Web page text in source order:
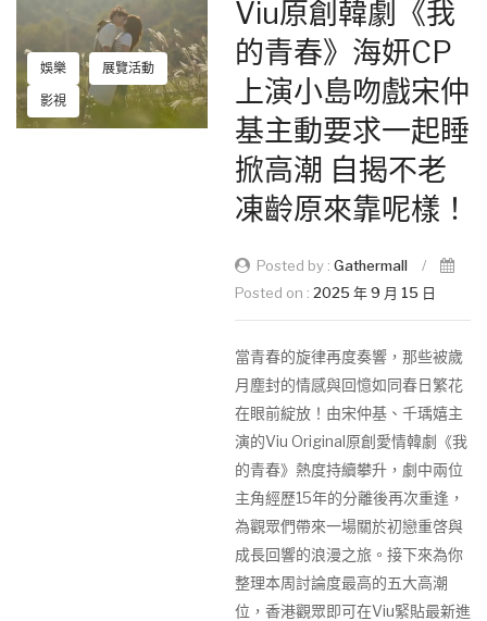
娛樂
展覽活動
影視
Viu原創韓劇《我
的青春》海妍CP
上演小島吻戲宋仲
基主動要求一起睡
掀高潮 自揭不老
凍齡原來靠呢樣！
Posted by : Gathermall
/
Posted on : 2025 年 9 月 15 日
當青春的旋律再度奏響，那些被歲
月塵封的情感與回憶如同春日繁花
在眼前綻放！由宋仲基、千瑀嬉主
演的Viu Original原創愛情韓劇《我
的青春》熱度持續攀升，劇中兩位
主角經歷15年的分離後再次重逢，
為觀眾們帶來一場關於初戀重啓與
成長回響的浪漫之旅。接下來為你
整理本周討論度最高的五大高潮
位，香港觀眾即可在Viu緊貼最新進